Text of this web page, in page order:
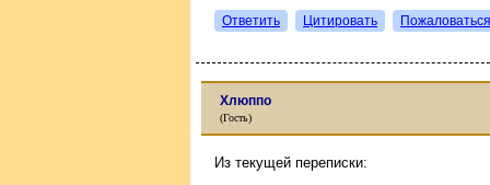
Ответить Цитировать Пожаловаться
Хлюппо
(Гость)
Из текущей переписки: